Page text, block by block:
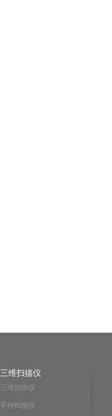
三维扫描仪
三维扫描仪
手持扫描仪